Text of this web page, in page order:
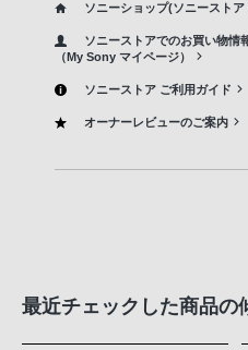
ソニーショップ(ソニーストア
ソニーストアでのお買い物情
（My Sony マイページ）
ソニーストア ご利用ガイド
オーナーレビューのご案内
最近チェックした商品の